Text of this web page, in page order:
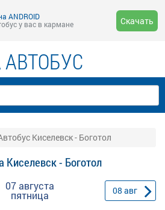
ANDROID
у вас в кармане
Скачать
АВТОБУС
Киселевск - Боготол
Киселевск - Боготол
07 августа
пятница 08 авг